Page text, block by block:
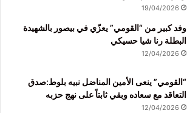
19/04/2026
وفد كبير من “القومي” يعزّي في بيصور بالشهيدة
البطلة رنا شيا حسيكي
12/04/2026
“القومي” ينعى الأمين المناضل نبيه بلوط:صدق
التعاقد مع سعاده وبقي ثابتاً على نهج حزبه
12/04/2026